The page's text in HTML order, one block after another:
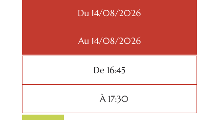
Du 14/08/2026
Au 14/08/2026
De 16:45
À 17:30